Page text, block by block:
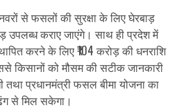
से फसलों की सुरक्षा के लिए घेरबाड़
उपलब्ध कराए जाएंगे। साथ ही प्रदेश में
करने के लिए ₹104 करोड़ की धनराशि
किसानों को मौसम की सटीक जानकारी
प्रधानमंत्री फसल बीमा योजना का
से मिल सकेगा।